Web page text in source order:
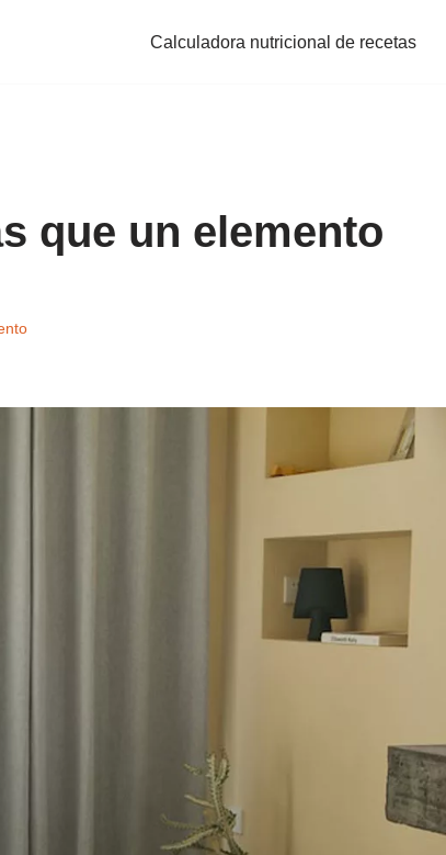
Calculadora nutricional de recetas
que un elemento